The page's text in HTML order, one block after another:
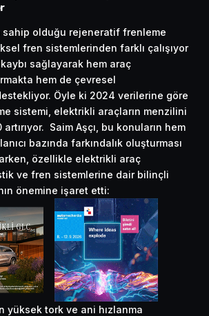
sahip olduğu rejeneratif frenleme
fren sistemlerinden farklı çalışıyor
sağlayarak hem araç
hem de çevresel
Öyle ki 2024 verilerine göre
sistemi, elektrikli araçların menzilini
Saim Aşçı, bu konuların hem
bazında farkındalık oluşturması
özellikle elektrikli araç
ve fren sistemlerine dair bilinçli
önemine işaret etti:
yüksek tork ve ani hızlanma